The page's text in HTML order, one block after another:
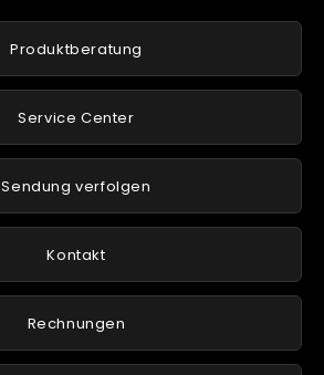
Produktberatung
Service Center
Sendung verfolgen
Kontakt
Rechnungen